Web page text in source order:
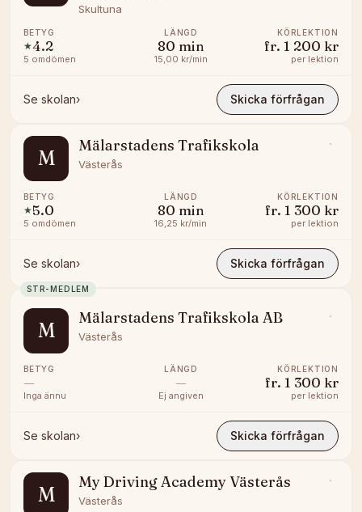
Skultuna
BETYG
★4.2
5 omdömen
LÄNGD
80 min
15,00 kr/min
KÖRLEKTION
fr. 1 200 kr
per lektion
Se skolan› Skicka förfrågan
M
Mälarstadens Trafikskola
Västerås
BETYG
★5.0
5 omdömen
LÄNGD
80 min
16,25 kr/min
KÖRLEKTION
fr. 1 300 kr
per lektion
Se skolan› Skicka förfrågan
STR-MEDLEM
M
Mälarstadens Trafikskola AB
Västerås
BETYG
—
Inga ännu
LÄNGD
—
Ej angiven
KÖRLEKTION
fr. 1 300 kr
per lektion
Se skolan› Skicka förfrågan
M
My Driving Academy Västerås
Västerås